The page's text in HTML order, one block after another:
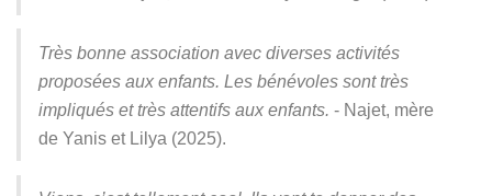
Très bonne association avec diverses activités
proposées aux enfants. Les bénévoles sont très
impliqués et très attentifs aux enfants. - Najet, mère
de Yanis et Lilya (2025).